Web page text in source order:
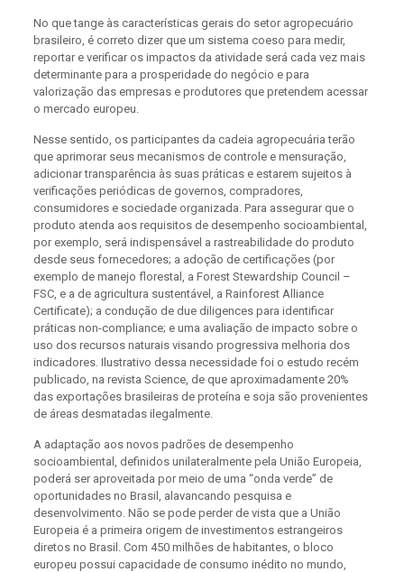
No que tange às características gerais do setor agropecuário
brasileiro, é correto dizer que um sistema coeso para medir,
reportar e verificar os impactos da atividade será cada vez mais
determinante para a prosperidade do negócio e para
valorização das empresas e produtores que pretendem acessar
o mercado europeu.
Nesse sentido, os participantes da cadeia agropecuária terão
que aprimorar seus mecanismos de controle e mensuração,
adicionar transparência às suas práticas e estarem sujeitos à
verificações periódicas de governos, compradores,
consumidores e sociedade organizada. Para assegurar que o
produto atenda aos requisitos de desempenho socioambiental,
por exemplo, será indispensável a rastreabilidade do produto
desde seus fornecedores; a adoção de certificações (por
exemplo de manejo florestal, a Forest Stewardship Council –
FSC, e a de agricultura sustentável, a Rainforest Alliance
Certificate); a condução de due diligences para identificar
práticas non-compliance; e uma avaliação de impacto sobre o
uso dos recursos naturais visando progressiva melhoria dos
indicadores. Ilustrativo dessa necessidade foi o estudo recém
publicado, na revista Science, de que aproximadamente 20%
das exportações brasileiras de proteína e soja são provenientes
de áreas desmatadas ilegalmente.
A adaptação aos novos padrões de desempenho
socioambiental, definidos unilateralmente pela União Europeia,
poderá ser aproveitada por meio de uma “onda verde” de
oportunidades no Brasil, alavancando pesquisa e
desenvolvimento. Não se pode perder de vista que a União
Europeia é a primeira origem de investimentos estrangeiros
diretos no Brasil. Com 450 milhões de habitantes, o bloco
europeu possui capacidade de consumo inédito no mundo,